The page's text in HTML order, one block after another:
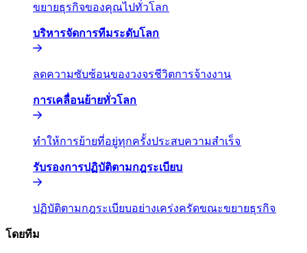
ขยายธุรกิจของคุณไปทั่วโลก​​
บริหารจัดการทีมระดับโลก​​
ลดความซับซ้อนของวงจรชีวิตการจ้างงาน​​
การเคลื่อนย้ายทั่วโลก​​
ทำให้การย้ายที่อยู่ทุกครั้งประสบความสำเร็จ​​
รับรองการปฏิบัติตามกฎระเบียบ​​
ปฏิบัติตามกฎระเบียบอย่างเคร่งครัดขณะขยายธุรกิจ​​
โดยทีม​​